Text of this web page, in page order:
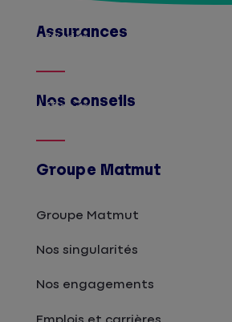
Assurances
Afficher
Nos conseils
Afficher
Groupe Matmut
Groupe Matmut
Nos singularités
Nos engagements